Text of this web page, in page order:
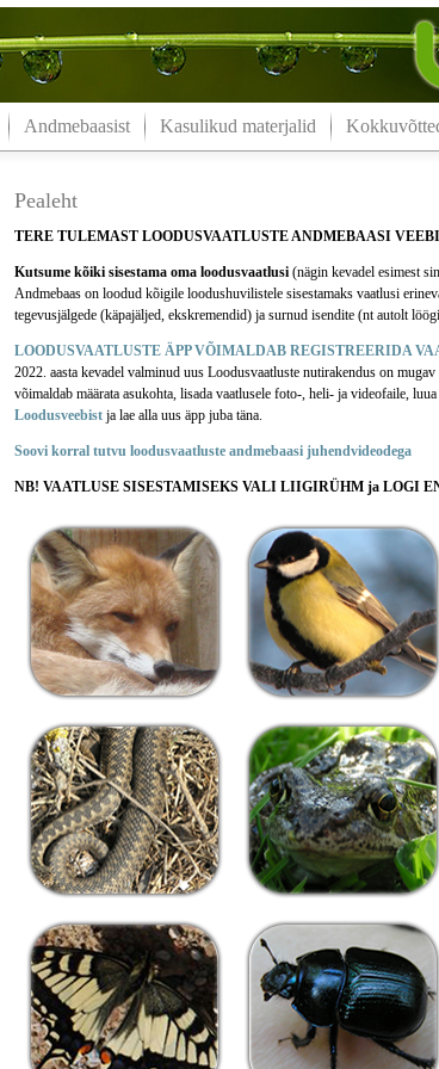
Andmebaasist Kasulikud materjalid
Pealeht
TERE TULEMAST LOODUSVAATLUSTE ANDMEBAASI
Kutsume kõiki sisestama oma loodusvaatlusi(nägin kevadel esimest
Andmebaas on loodud kõigile loodushuvilistele sisestamaks vaatlusi
tegevusjälgede (käpajäljed, ekskremendid) ja surnud isendite (nt autolt
LOODUSVAATLUSTE ÄPP VÕIMALDAB REGISTREERIDA
2022. aasta kevadel valminud uus Loodusvaatluste nutirakendus on
võimaldab määrata asukohta, lisada vaatlusele foto-, heli- ja videofaile,
Loodusveebist ja lae alla uus äpp juba täna.
Soovi korral tutvu loodusvaatluste andmebaasi juhendvideodega
NB! VAATLUSE SISESTAMISEKS VALI LIIGIRÜHM ja LOGI